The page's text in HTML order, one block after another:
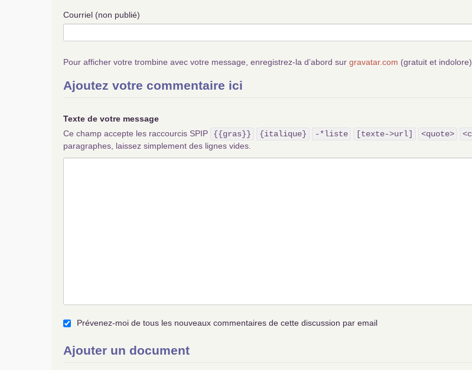
Courriel (non publié)
Pour afficher votre trombine avec votre message, enregistrez-la d’abord sur gravatar.com (gratuit et
Ajoutez votre commentaire ici
Texte de votre message
Ce champ accepte les raccourcis SPIP
{{gras}} {italique} -*liste [texte->url] <quote>
paragraphes, laissez simplement des lignes vides.
Prévenez-moi de tous les nouveaux commentaires de cette discussion par email
Ajouter un document